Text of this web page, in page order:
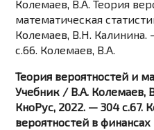
Колемаев, В.А. Теория
математическая
Колемаев, В.Н.
c.66. Колемаев, В.А.
Теория вероятностей и
Учебник / В.А. Колемаев,
КноРус, 2022. — 304 c.67.
вероятностей в